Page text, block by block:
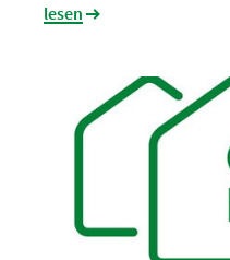
lesen